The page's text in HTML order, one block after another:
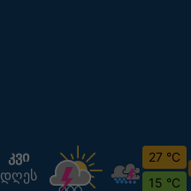
ᲙᲕᲘ
დღეს
27 °C
15 °C